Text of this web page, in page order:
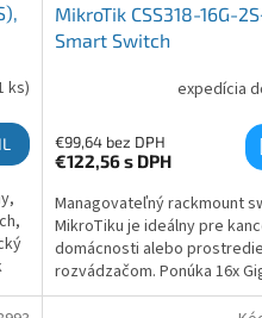
ks)
MikroTik CSS318-16G-
Smart Switch
expedícia
€99,64 bez DPH
€122,56s DPH
Managovateľný rackmount
MikroTiku je ideálny pre
domácnosti alebo
rozvádzačom. Ponúka 16x
SFP+ porty so širokou